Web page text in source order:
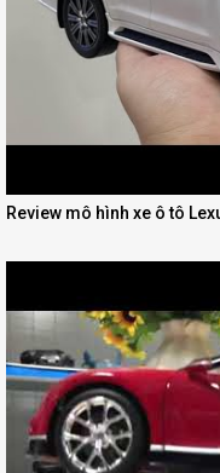
Review mô hình xe ô tô